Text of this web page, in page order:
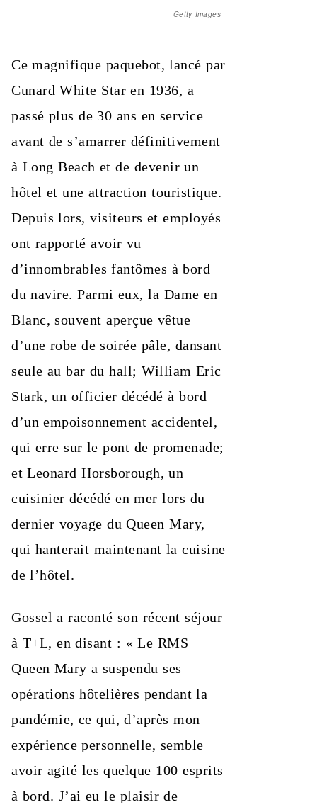
Getty Images
Ce magnifique paquebot, lancé par
Cunard White Star en 1936, a
passé plus de 30 ans en service
avant de s’amarrer définitivement
à Long Beach et de devenir un
hôtel et une attraction touristique.
Depuis lors, visiteurs et employés
ont rapporté avoir vu
d’innombrables fantômes à bord
du navire. Parmi eux, la Dame en
Blanc, souvent aperçue vêtue
d’une robe de soirée pâle, dansant
seule au bar du hall; William Eric
Stark, un officier décédé à bord
d’un empoisonnement accidentel,
qui erre sur le pont de promenade;
et Leonard Horsborough, un
cuisinier décédé en mer lors du
dernier voyage du Queen Mary,
qui hanterait maintenant la cuisine
de l’hôtel.
Gossel a raconté son récent séjour
à T+L, en disant : « Le RMS
Queen Mary a suspendu ses
opérations hôtelières pendant la
pandémie, ce qui, d’après mon
expérience personnelle, semble
avoir agité les quelque 100 esprits
à bord. J’ai eu le plaisir de